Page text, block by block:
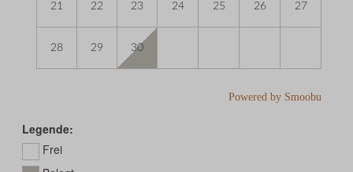
21 22 23 24 25 26 27
28 29 30
Powered by Smoobu
Legende:
Frei